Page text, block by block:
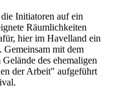
Initiatoren auf ein
Räumlichkeiten
hier im Havelland ein
Gemeinsam mit dem
des ehemaligen
der Arbeit" aufgeführt